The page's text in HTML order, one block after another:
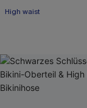
High waist